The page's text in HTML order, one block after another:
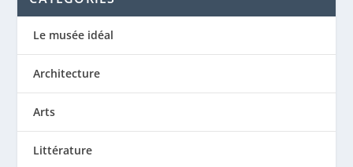
BAUMSCHULE – GERCO DE RUIJTER
Le musée idéal
Architecture
Arts
Littérature